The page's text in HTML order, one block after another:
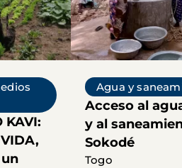
KAVI:
Agua y
Acceso al
y al
Sokodé
Togo